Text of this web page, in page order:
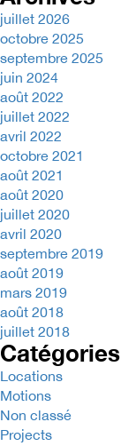
juillet 2026
octobre 2025
septembre 2025
juin 2024
août 2022
juillet 2022
avril 2022
octobre 2021
août 2021
août 2020
juillet 2020
avril 2020
septembre 2019
août 2019
mars 2019
août 2018
juillet 2018
Catégories
Locations
Motions
Non classé
Projects